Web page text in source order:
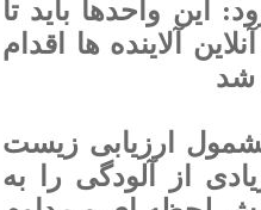
واحدها باید تا
آلاینده ها اقدام
شد
واحدهای مشمول ارزیابی زیست
از آلودگی را به